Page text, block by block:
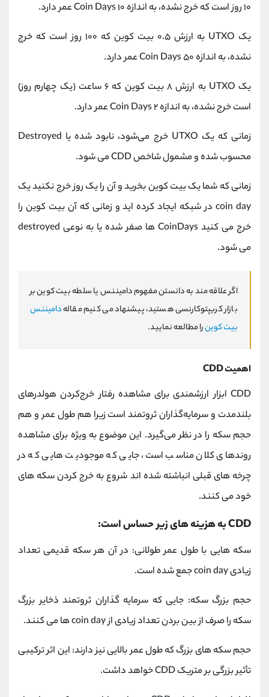
۱۰ روز است که خرج نشده، به اندازه ۱۰ Coin Days عمر دارد.
یک UTXO به ارزش ۰.۵ بیت کوین که ۱۰۰ روز است که خرج
نشده، به اندازه ۵۰ Coin Days عمر دارد.
یک UTXO به ارزش ۸ بیت کوین که ۶ ساعت (یک چهارم روز)
است خرج نشده، به اندازه ۲ Coin Days عمر دارد.
زمانی که یک UTXO خرج می‌شود، نابود شده یا Destroyed
محسوب شده و مشمول شاخص CDD می شود.
زمانی که شما یک بیت کوین بخرید و آن را یک روز خرج نکنید یک
coin day در شبکه ایجاد کرده اید و زمانی که آن بیت کوین را
خرج می کنید CoinDays ها صفر شده یا به نوعی destroyed
می شود.
اگر علاقه مند به دانستن مفهوم دامیننس یا سلطه بیت کوین بر
بازار کریپتوکارنسی هستید، پیشنهاد می کنیم مقالهدامیننس
بیت کوینرا مطالعه نمایید.
اهمیت CDD
CDD ابزار ارزشمندی برای مشاهده رفتار خرج‌کردن هولدرهای
بلندمدت و سرمایه‌گذاران ثروتمند است زیرا هم طول عمر و هم
حجم سکه را در نظر می‌گیرد. این موضوع به ویژه برای مشاهده
روندهای کلان مناسب است، جایی که موجودیت هایی که در
چرخه های قبلی انباشته شده اند شروع به خرج کردن سکه های
خود می کنند.
CDD به هزینه های زیر حساس است:
سکه هایی با طول عمر طولانی: در آن هر سکه قدیمی تعداد
زیادی coin day جمع شده است.
حجم بزرگ سکه: جایی که سرمایه گذاران ثروتمند ذخایر بزرگ
سکه را صرف از بین بردن تعداد زیادی از coin day ها می کنند.
حجم سکه های بزرگ که طول عمر بالایی نیز دارند: این اثر ترکیبی
تأثیر بزرگی بر متریک CDD خواهد داشت.